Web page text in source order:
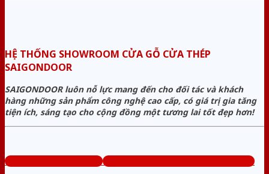
HỆ THỐNG SHOWROOM CỬA GỖ CỬA THÉP
SAIGONDOOR
SAIGONDOOR luôn nỗ lực mang đến cho đối tác và khách
hàng những sản phẩm công nghệ cao cấp, có giá trị gia tăng
tiện ích, sáng tạo cho cộng đồng một tương lai tốt đẹp hơn!
www.cuagocuathep.com Tổng đài tư vấn miễn phí: 0824.400.400